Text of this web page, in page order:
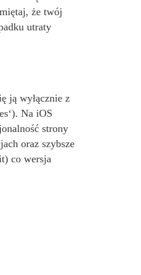
że twój
utraty
ją wyłącznie z
Na iOS
strony
oraz szybsze
co wersja